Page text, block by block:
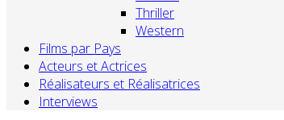
Thriller
Western
Films par Pays
Acteurs et Actrices
Réalisateurs et Réalisatrices
Interviews